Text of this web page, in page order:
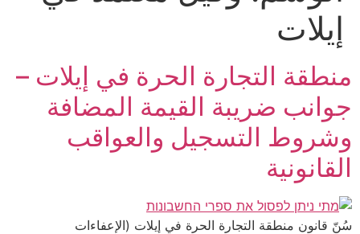
إيلات
منطقة التجارة الحرة في إيلات –
جوانب ضريبة القيمة المضافة
وشروط التسجيل والعواقب
القانونية
سُنّ قانون منطقة التجارة الحرة في إيلات (الإعفاءات